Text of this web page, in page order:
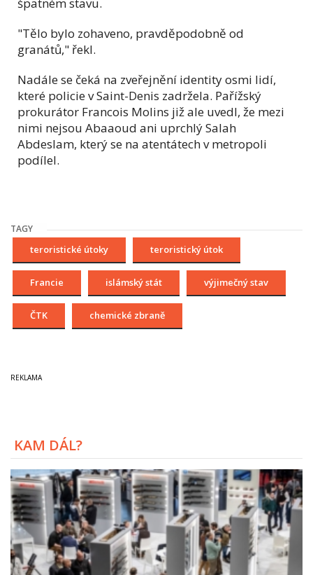
špatném stavu.
"Tělo bylo zohaveno, pravděpodobně od
granátů," řekl.
Nadále se čeká na zveřejnění identity osmi lidí,
které policie v Saint-Denis zadržela. Pařížský
prokurátor Francois Molins již ale uvedl, že mezi
nimi nejsou Abaaoud ani uprchlý Salah
Abdeslam, který se na atentátech v metropoli
podílel.
TAGY
teroristické útoky teroristický útok
Francie islámský stát výjimečný stav
ČTK chemické zbraně
KAM DÁL?